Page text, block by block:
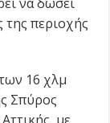
της περιοχής
16 χλμ
Σπύρος